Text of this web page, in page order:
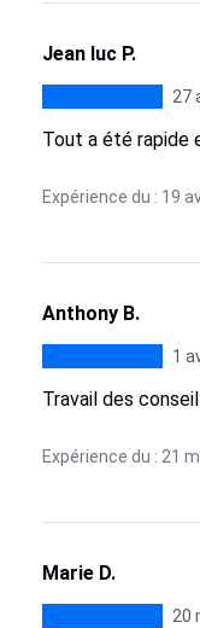
Jean luc P.
27
Tout a été rapide
Expérience du : 19
Anthony B.
1
Travail des
Expérience du : 21
Marie D.
20